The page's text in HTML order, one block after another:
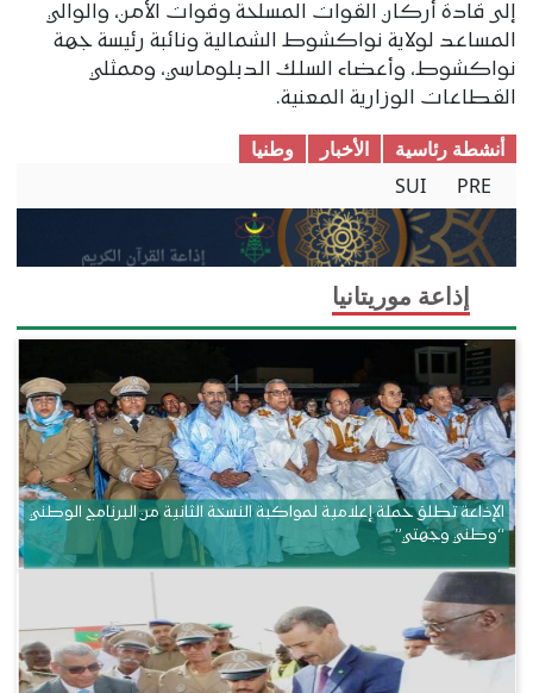
إلى قادة أركان القوات المسلحة وقوات الأمن، والوالي
المساعد لولاية نواكشوط الشمالية ونائبة رئيسة جهة
نواكشوط، وأعضاء السلك الدبلوماسي، وممثلي
القطاعات الوزارية المعنية.
أنشطة رئاسية الأخبار
وطنیا
PRE
SUI
إذاعة موريتانيا
الإذاعة تطلق حملة إعلامية لمواكبة النسخة الثانية من البرنامج الوطني
“وطني وجهتي”